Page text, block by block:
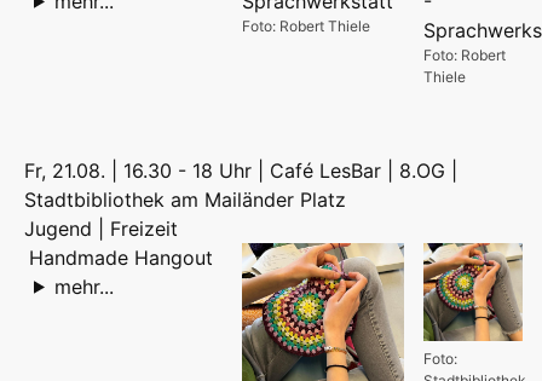
Foto: Robert
Thiele
Foto: Robert Thiele
Fr, 21.08. | 16.30 - 18 Uhr | Café LesBar | 8.OG |
Stadtbibliothek am Mailänder Platz
Jugend | Freizeit
Foto:
Handmade Hangout
mehr...